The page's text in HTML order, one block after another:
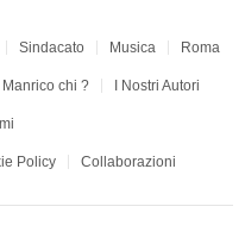
Sindacato Musica Roma
Manrico chi ? I Nostri Autori
Policy Collaborazioni